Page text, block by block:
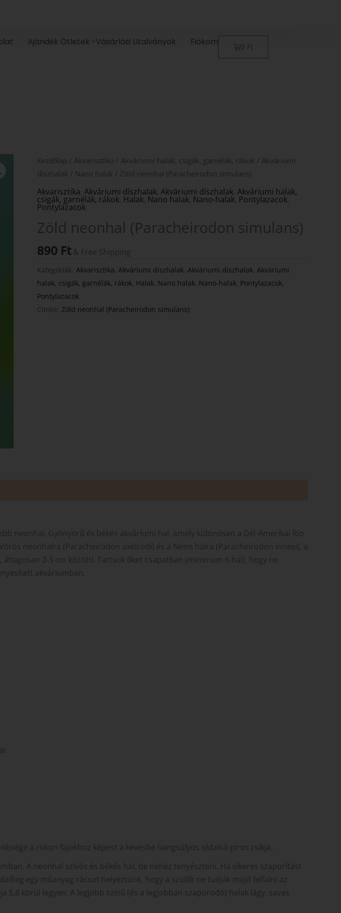
Ajándék Ötletek -Vásárlási Utalványok Fiókom 0 Ft
Kosár
Kezdőlap / Akvarisztika / Akváriumi halak, csigák, garnélák, rákok / Akváriumi
díszhalak / Nano halak / Zöld neonhal (Paracheirodon simulans)
Akvarisztika ,Akváriumi díszhalak ,Akváriumi díszhalak ,Akváriumi halak,
csigák, garnélák, rákok Halak Nano halak Nano-halak Pontylazacok
Pontylazacok
Zöld neonhal (Paracheirodon simulans)
890 Ft & Free Shipping
Kategóriák: Akvarisztika Akváriumi díszhalak Akváriumi díszhalak Akváriumi
halak, csigák, garnélák, rákok Halak Nano halak Nano-halak Pontylazacok
Pontylazacok
Címke: Zöld neonhal (Paracheirodon simulans)
neonhal. Gyönyörű és békés akváriumi hal, amely különösen a Dél-Amerikai Rio
neonhalra (Paracheirodon axelrodi) és a Neon halra (Paracheirodon innesi), a
2-3 cm közötti. Tartsuk őket csapatban (minimum 6 hal), hogy ne
akváriumban.
a rokon fajokhoz képest a kevésbé hangsúlyos oldalsó piros csíkja.
A neonhal szívós és békés hal, de nehéz tenyészteni. Ha sikeres szaporítást
egy műanyag rácsot helyeztünk, hogy a szülők ne tudják majd felfalni az
5,8 körül legyen. A legjobb színű (és a legjobban szaporodó) halak lágy, savas